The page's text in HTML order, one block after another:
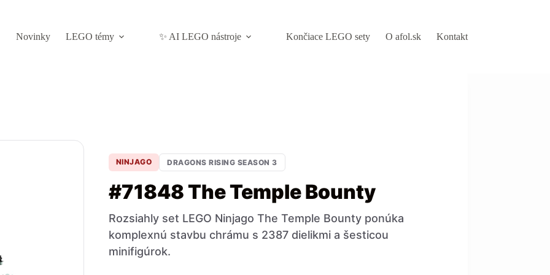
Novinky
LEGO témy ✨ AI LEGO nástroje Končiace LEGO sety O afol.sk Kontakt
NINJAGO DRAGONS RISING SEASON 3
#71848 The Temple Bounty
Rozsiahly set LEGO Ninjago The Temple Bounty ponúka
komplexnú stavbu chrámu s 2387 dielikmi a šesticou
minifigúrok.